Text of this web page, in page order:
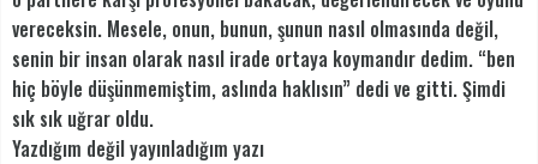
vereceksin. Mesele, onun, bunun, şunun nasıl olmasında değil,
senin bir insan olarak nasıl irade ortaya koymandır dedim. “ben
hiç böyle düşünmemiştim, aslında haklısın” dedi ve gitti. Şimdi
sık sık uğrar oldu.
Yazdığım değil yayınladığım yazı